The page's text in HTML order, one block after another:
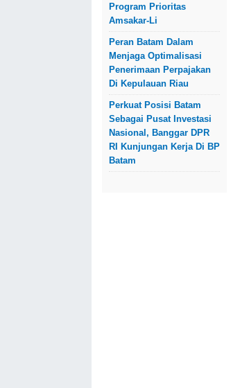
Program Prioritas
Amsakar-Li
Peran Batam Dalam
Menjaga Optimalisasi
Penerimaan Perpajakan
Di Kepulauan Riau
Perkuat Posisi Batam
Sebagai Pusat Investasi
Nasional, Banggar DPR
RI Kunjungan Kerja Di BP
Batam